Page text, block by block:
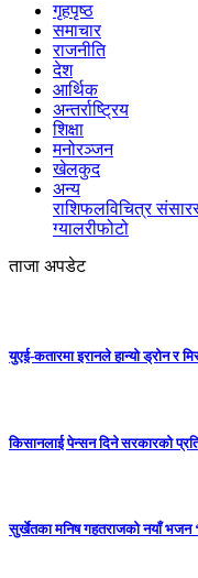
गृहपृष्ठ
समाचार
राजनीति
देश
आर्थिक
अन्तर्राष्ट्रिय
शिक्षा
मनोरञ्जन
खेलकुद
अन्य
राशिफलविचित्र संसार
ग्यालरीफोटो
ताजा अपडेट
युएई-कतारमा इरानले हान्यो ड्रोन र
किसानलाई पेन्सन दिने सरकारको
सुर्खेतका मनिष गहतराजको नयाँ भजन